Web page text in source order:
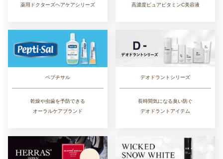
薬用ドクターズヘアケアシリーズ
高濃度ピュアビタミンC美容液
ペプチサル
乾燥や虫歯を予防できる
オーラルケアブランド
デオドラントシリーズ
長時間気になる臭い防ぐ
デオドラントアイテム